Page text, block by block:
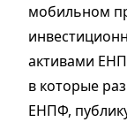
мобильном
активами
в которые
ЕНПФ,